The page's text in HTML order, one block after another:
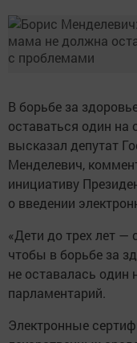
В борьбе за
оставаться один
высказал депутат
Менделевич,
инициативу
о введении
«Дети до трех лет —
чтобы в борьбе за
не оставалась
парламентарий.
Электронные